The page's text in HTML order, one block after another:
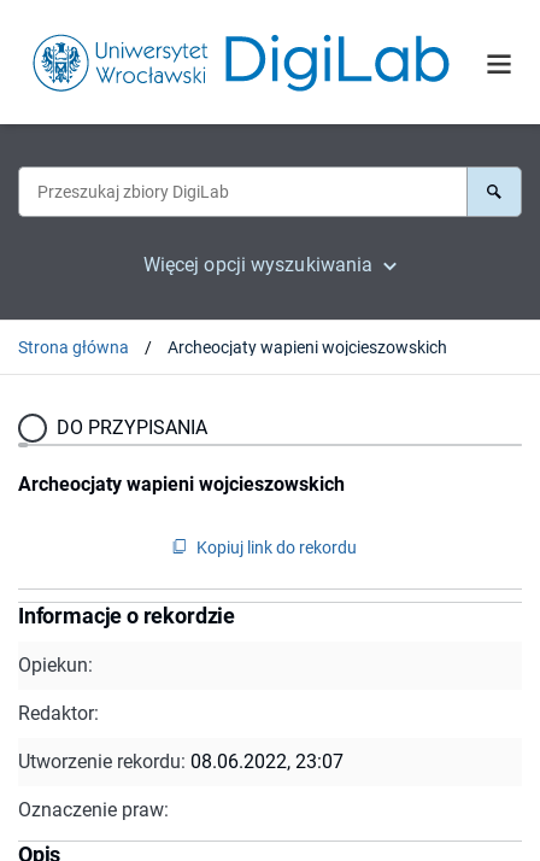
Więcej opcji wyszukiwania
Strona główna Archeocjaty wapieni wojcieszowskich
DO PRZYPISANIA
Archeocjaty wapieni wojcieszowskich
Kopiuj link do rekordu
Informacje o rekordzie
Opiekun:
Redaktor:
Utworzenie rekordu: 08.06.2022, 23:07
Oznaczenie praw:
Opis